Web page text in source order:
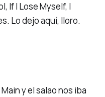
If I Lose Myself, I
. Lo dejo aquí, lloro.
y elsalaonos iba